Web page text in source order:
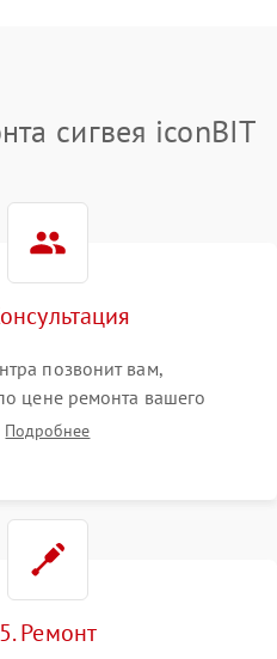
сигвея iconBIT
позвонит вам,
цене ремонта вашего
на все ваши вопросы.
Подробнее
5. Ремонт